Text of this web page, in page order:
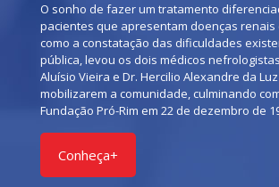
O sonho de fazer um tratamento
pacientes que apresentam doenças renais
como a constatação das dificuldades
pública, levou os dois médicos
Aluísio Vieira e Dr. Hercilio Alexandre da Luz
mobilizarem a comunidade, culminando
Fundação Pró-Rim em 22 de dezembro de
Conheça+